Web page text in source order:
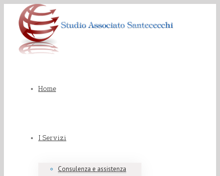
Home
I Servizi
Consulenza e assistenza